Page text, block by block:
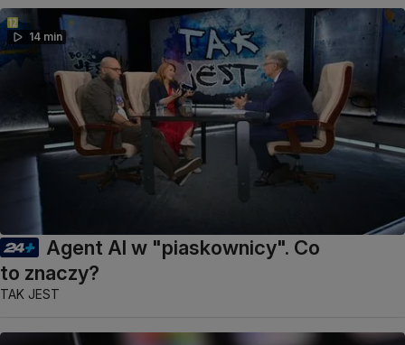
14 min
Agent AI w "piaskownicy". Co
to znaczy?
TAK JEST